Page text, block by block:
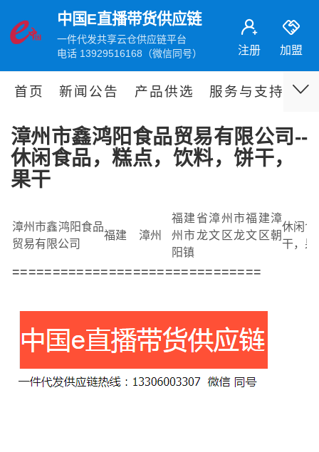
中国E直播带货供应链
一件代发共享云仓供应链平台
电话 13929516168（微信同号）
注册 加盟
首页 新闻公告 产品供选 服务与支持 伙
漳州市鑫鸿阳食品贸易有限公司--
休闲食品，糕点，饮料，饼干，
果干
漳州市鑫鸿阳食品
贸易有限公司
福建 漳州
福建省漳州市福建漳
州市龙文区龙文区朝
阳镇
休闲食
干，果
===============================